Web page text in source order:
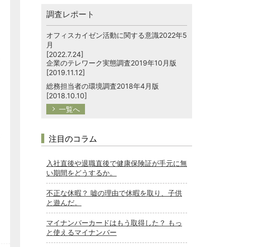
調査レポート
オフィスカイゼン活動に関する意識2022年5
月
[2022.7.24]
企業のテレワーク実態調査2019年10月版
[2019.11.12]
総務担当者の環境調査2018年4月版
[2018.10.10]
一覧へ
注目のコラム
入社直後や退職直後で健康保険証が手元に無
い期間をどうするか。
不正な休暇？ 嘘の理由で休暇を取り、子供
と遊んだ。
マイナンバーカードはもう取得した？ もっ
と使えるマイナンバー